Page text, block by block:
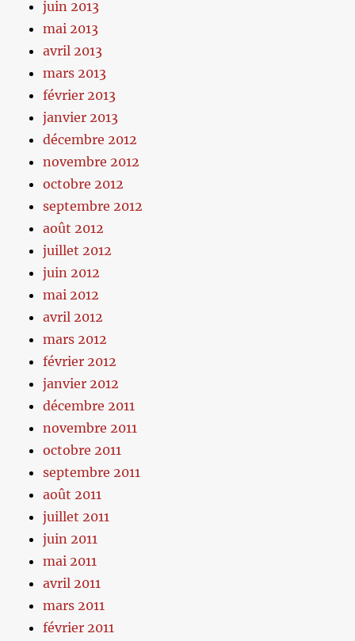
juin 2013
mai 2013
avril 2013
mars 2013
février 2013
janvier 2013
décembre 2012
novembre 2012
octobre 2012
septembre 2012
août 2012
juillet 2012
juin 2012
mai 2012
avril 2012
mars 2012
février 2012
janvier 2012
décembre 2011
novembre 2011
octobre 2011
septembre 2011
août 2011
juillet 2011
juin 2011
mai 2011
avril 2011
mars 2011
février 2011